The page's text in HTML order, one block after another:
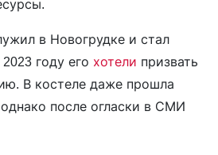
в Новогрудке и стал
году его хотели призвать
В костеле даже прошла
после огласки в СМИ